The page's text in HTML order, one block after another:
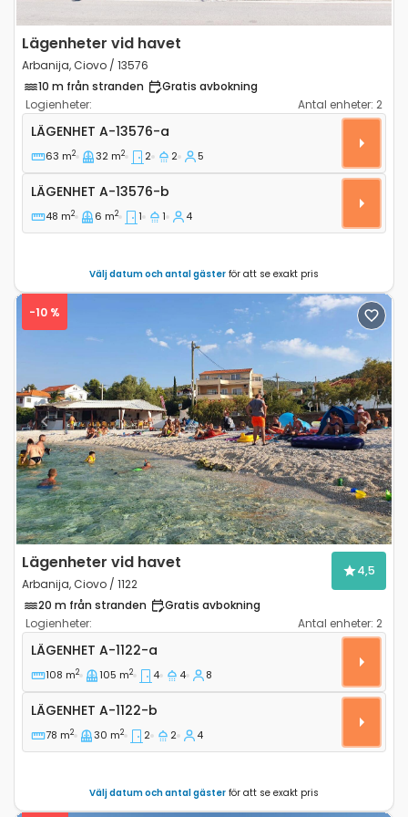
Lägenheter vid havet
Arbanija, Ciovo / 13576
10 m från stranden
Gratis avbokning
Logienheter:
Antal enheter: 2
Tvårumslägenhet Arbanija, Ciovo A-13576-a
LÄGENHET A-13576-a
63 m2 32 m2 2 2 5
Lägenhet A-13576-b
LÄGENHET A-13576-b
48 m2 6 m2 1 1 4
Välj datum och antal gäster för att se exakt pris
Previous Next
-10 %
Lägenheter vid havet
Arbanija, Ciovo / 1122
4,5
20 m från stranden
Gratis avbokning
Logienheter:
Antal enheter: 2
Fyra rumslägenhet Arbanija, Ciovo A-1122-a
LÄGENHET A-1122-a
108 m2 105 m2 4 4 8
Lägenhet A-1122-b
LÄGENHET A-1122-b
78 m2 30 m2 2 2 4
Välj datum och antal gäster för att se exakt pris